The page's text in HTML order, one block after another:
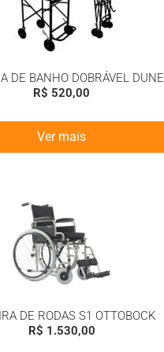
DE BANHO DOBRÁVEL DUNE
R$ 520,00
Ver mais
DE RODAS S1 OTTOBOCK
R$ 1.530,00